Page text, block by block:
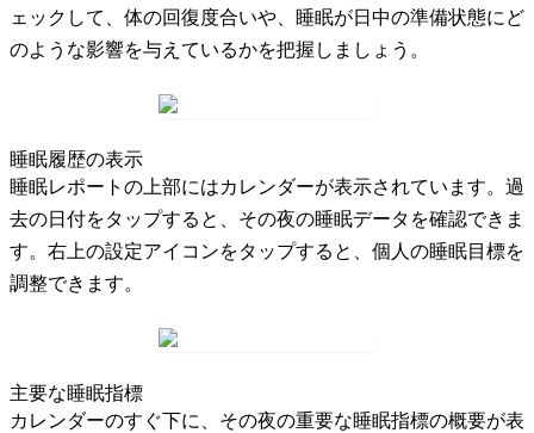
ェックして、体の回復度合いや、睡眠が日中の準備状態にど
のような影響を与えているかを把握しましょう。
睡眠履歴の表示
睡眠レポートの上部にはカレンダーが表示されています。過
去の日付をタップすると、その夜の睡眠データを確認できま
す。右上の設定アイコンをタップすると、個人の睡眠目標を
調整できます。
主要な睡眠指標
カレンダーのすぐ下に、その夜の重要な睡眠指標の概要が表